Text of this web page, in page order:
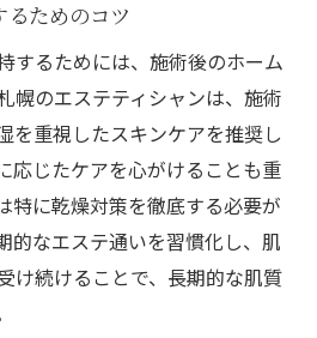
るためのコツ
するためには、施術後のホーム
幌のエステティシャンは、施術
を重視したスキンケアを推奨し
応じたケアを心がけることも重
特に乾燥対策を徹底する必要が
的なエステ通いを習慣化し、肌
け続けることで、長期的な肌質